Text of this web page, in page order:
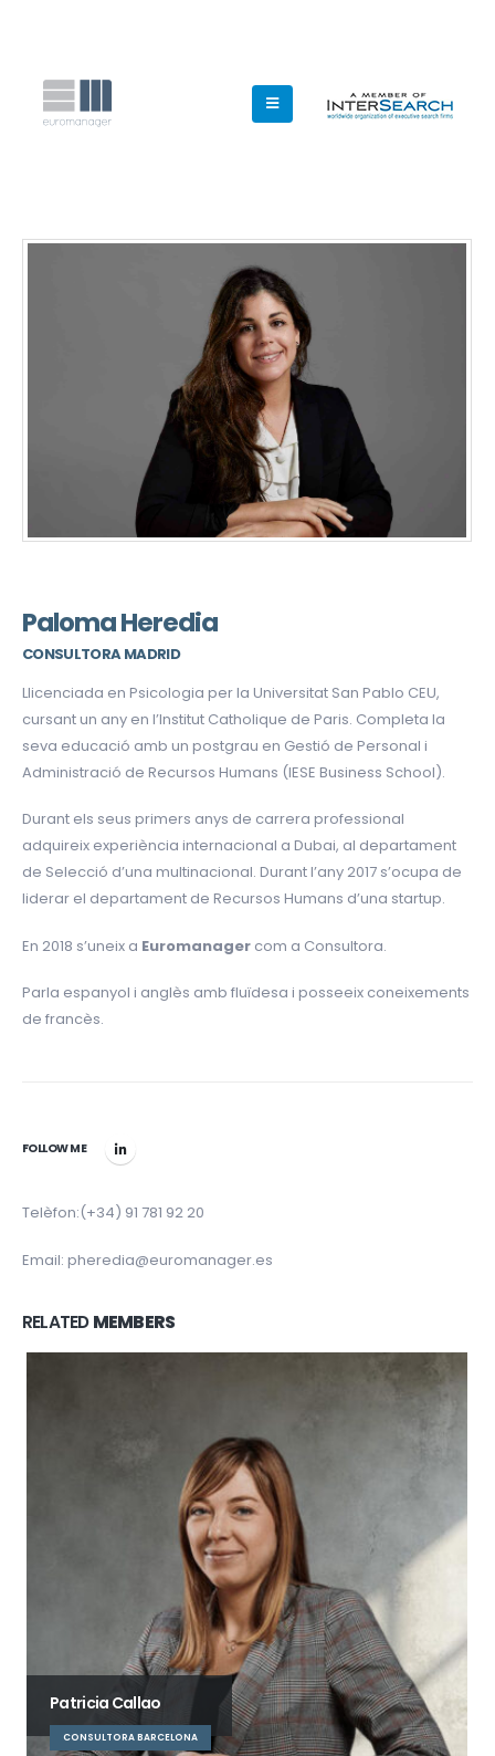
Paloma Heredia
CONSULTORA MADRID
Llicenciada en Psicologia per la Universitat San Pablo CEU,
cursant un any en l’Institut Catholique de Paris. Completa la
seva educació amb un postgrau en Gestió de Personal i
Administració de Recursos Humans (IESE Business School).
Durant els seus primers anys de carrera professional
adquireix experiència internacional a Dubai, al departament
de Selecció d’una multinacional. Durant l’any 2017 s’ocupa de
liderar el departament de Recursos Humans d’una startup.
En 2018 s’uneix a Euromanager com a Consultora.
Parla espanyol i anglès amb fluïdesa i posseeix coneixements
de francès.
FOLLOW ME
Telèfon:(+34) 91 781 92 20
Email: pheredia@euromanager.es
RELATEDMEMBERS
Mónica Muntañola
CONSULTORA BARCELONA